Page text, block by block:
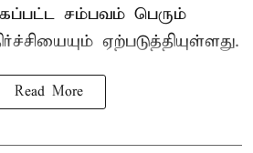
சம்பவம் பெரும்
ஏற்படுத்தியுள்ளது.
Read More